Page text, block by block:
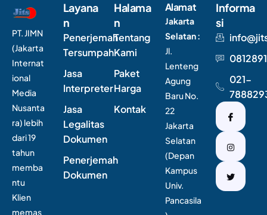
PT. JIMN
(Jakarta
Internat
ional
Media
Nusanta
ra) lebih
dari 19
tahun
memba
ntu
Klien
memas
Layana
n
Penerjemah
Tersumpah
Jasa
Interpreter
Jasa
Legalitas
Dokumen
Penerjemah
Dokumen
Halama
n
Tentang
Kami
Paket
Harga
Kontak
Alamat
Jakarta
Selatan :
Jl.
Lenteng
Agung
Baru No.
22
Jakarta
Selatan
(Depan
Kampus
Univ.
Pancasila
Informa
si
021-